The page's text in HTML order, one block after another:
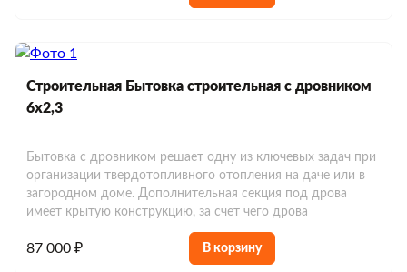
Строительная Бытовка строительная с дровником
6х2,3
Бытовка с дровником решает одну из ключевых задач при
организации твердотопливного отопления на даче или в
загородном доме. Дополнительная секция под дрова
имеет крытую конструкцию, за счет чего дрова
87 000 ₽ В корзину